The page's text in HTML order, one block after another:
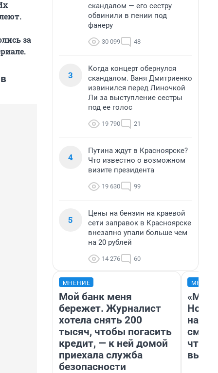
за
скандалом — его сестру
обвинили в пении под
фанеру
30 099 48
3
Когда концерт обернулся
скандалом. Ваня Дмитриенко
извинился перед Линочкой
Ли за выступление сестры
под ее голос
19 790 21
4
Путина ждут в Красноярске?
Что известно о возможном
визите президента
19 630 99
5
Цены на бензин на краевой
сети заправок в Красноярске
внезапно упали больше чем
на 20 рублей
14 276 60
МНЕНИЕ
Мой банк меня
бережет. Журналист
хотела снять 200
тысяч, чтобы погасить
кредит, — к ней домой
приехала служба
безопасности
«Мы